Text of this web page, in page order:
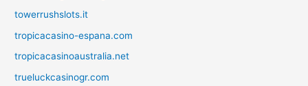
towerrushslots.it
tropicacasino-espana.com
tropicacasinoaustralia.net
trueluckcasinogr.com